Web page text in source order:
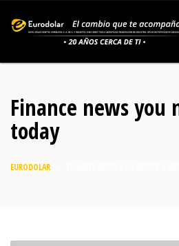
Finance news you
today
EURODOLAR